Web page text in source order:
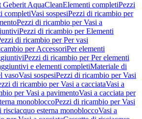
Geberit AquaCleanElementi completiPezzi
completiVasi sospesiPezzi di ricambio per
Pezzi di ricambio per Vasi a
Pezzi di ricambio per Elementi
di ricambio per Per vasi
per AccessoriPer elementi
Pezzi di ricambio per Per elementi
e elementi completiMateriale di
vasoVasi sospesiPezzi di ricambio per Vasi
di ricambio per Vasi a cacciataVasi a
per Vasi a pavimentoVasi a cacciata per
monobloccoPezzi di ricambio per Vasi
risciacquo esterna monobloccoVasi a